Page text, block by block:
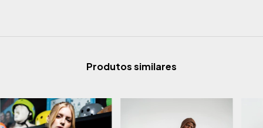
Produtos similares